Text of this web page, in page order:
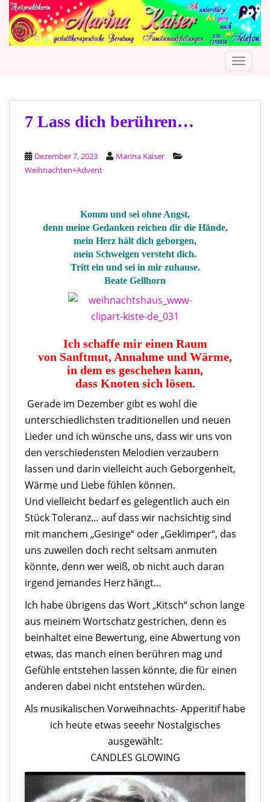
7 Lass dich berühren…
Dezember 7, 2023
Marina Kaiser
Weihnachten+Advent
Komm und sei ohne Angst,
denn meine Gedanken reichen dir die Hände,
mein Herz hält dich geborgen,
mein Schweigen versteht dich.
Tritt ein und sei in mir zuhause.
Beate Gellhorn
Ich schaffe mir einen Raum
von Sanftmut, Annahme und Wärme,
in dem es geschehen kann,
dass Knoten sich lösen.
Gerade im Dezember gibt es wohl die
unterschiedlichsten traditionellen und neuen
Lieder und ich wünsche uns, dass wir uns von
den verschiedensten Melodien verzaubern
lassen und darin vielleicht auch Geborgenheit,
Wärme und Liebe fühlen können.
Und vielleicht bedarf es gelegentlich auch ein
Stück Toleranz… auf dass wir nachsichtig sind
mit manchem „Gesinge“ oder „Geklimper“, das
uns zuweilen doch recht seltsam anmuten
könnte, denn wer weiß, ob nicht auch daran
irgend jemandes Herz hängt…
Ich habe übrigens das Wort „Kitsch“ schon lange
aus meinem Wortschatz gestrichen, denn es
beinhaltet eine Bewertung, eine Abwertung von
etwas, das manch einen berühren mag und
Gefühle entstehen lassen könnte, die für einen
anderen dabei nicht entstehen würden.
Als musikalischen Vorweihnachts- Apperitif habe
ich heute etwas seeehr Nostalgisches
ausgewählt:
CANDLES GLOWING